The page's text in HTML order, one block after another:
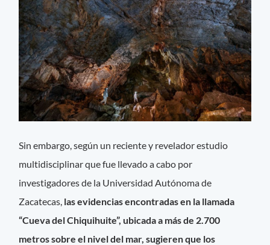
Sin embargo, según un reciente y revelador estudio
multidisciplinar que fue llevado a cabo por
investigadores de la Universidad Autónoma de
Zacatecas, las evidencias encontradas en la llamada
“Cueva del Chiquihuite”, ubicada a más de 2.700
metros sobre el nivel del mar, sugieren que los